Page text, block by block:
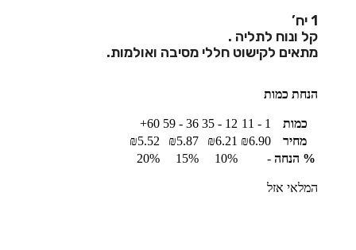
1 יח’
קל ונוח לתליה .
מתאים לקישוט חללי מסיבה ואולמות.
הנחת כמות
כמות 1 - 11
12 - 35
36 - 59
60+
מחיר
₪6.90
₪6.21
₪5.87
₪5.52
% הנחה -
10%
15%
20%
המלאי אזל